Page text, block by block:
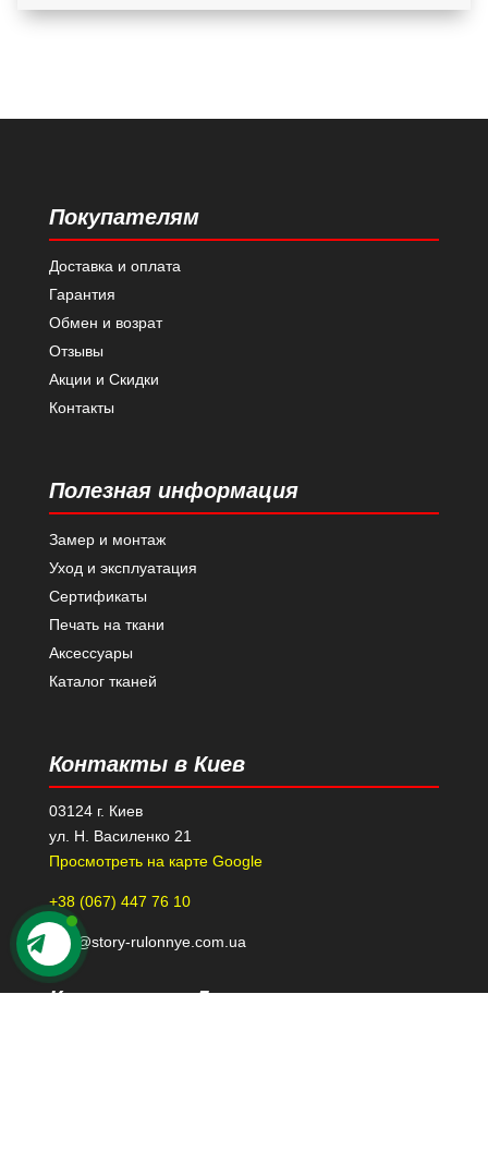
Покупателям
Доставка и оплата
Гарантия
Обмен и возрат
Отзывы
Акции и Скидки
Контакты
Полезная информация
Замер и монтаж
Уход и эксплуатация
Сертификаты
Печать на ткани
Аксессуары
Каталог тканей
Контакты в Киев
03124 г. Киев
ул. Н. Василенко 21
Просмотреть на карте Google
+38 (067) 447 76 10
kiev@story-rulonnye.com.ua
Контакты в Днепре